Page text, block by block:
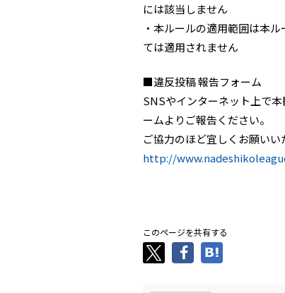
には該当しません
・本ルールの適用範囲は本
ては適用されません
■違反投稿 報告フォーム
SNSやインターネット上で
ームよりご報告ください。
ご協力のほど宜しくお願いい
http://
このページを共有する